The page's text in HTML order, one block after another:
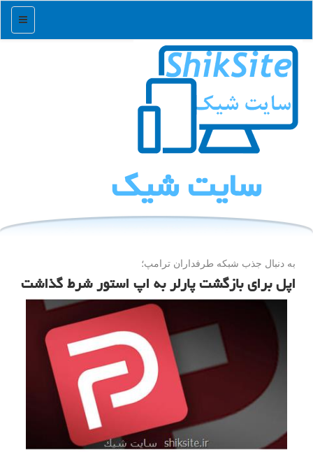
منو
سایت شیك
به دنبال جذب شبكه طرفداران ترامپ؛
اپل برای بازگشت پارلر به اپ استور شرط گذاشت